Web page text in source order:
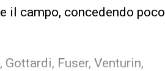
il campo, concedendo poco
Fuser, Venturin,